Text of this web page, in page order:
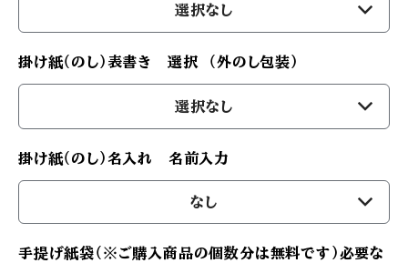
選択なし
掛け紙（のし）表書き 選択 （外のし包装）
選択なし
掛け紙（のし）名入れ 名前入力
なし
手提げ紙袋（※ご購入商品の個数分は無料です）必要な